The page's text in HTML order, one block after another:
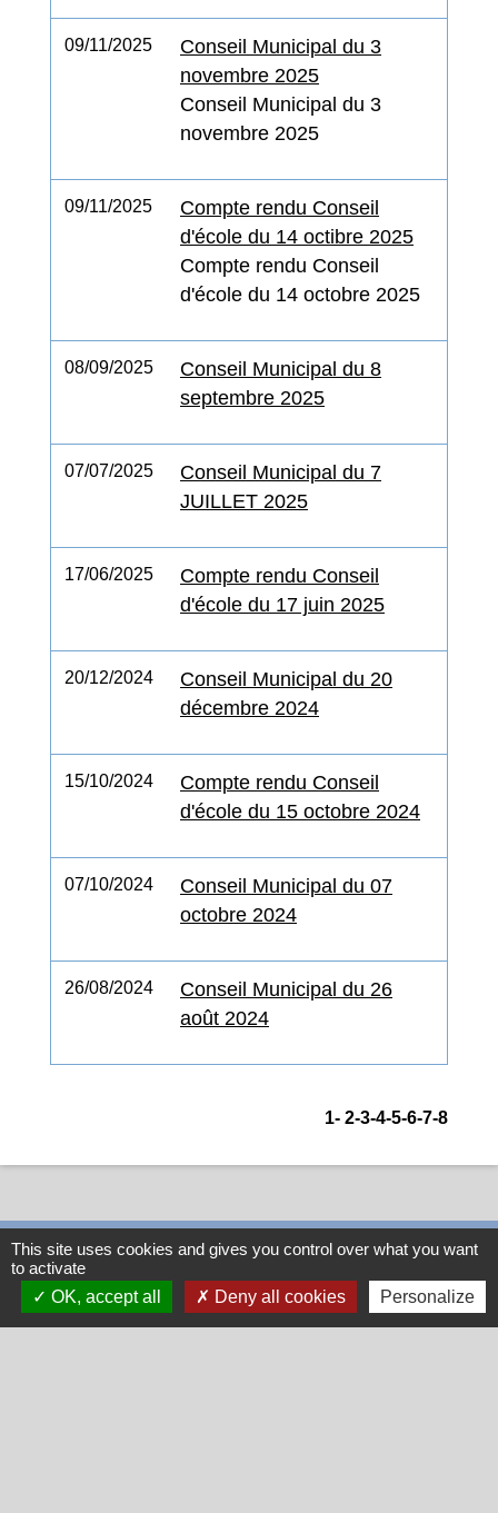
09/11/2025
Conseil Municipal du 3
novembre 2025
Conseil Municipal du 3
novembre 2025
09/11/2025
Compte rendu Conseil
d'école du 14 octibre 2025
Compte rendu Conseil
d'école du 14 octobre 2025
08/09/2025
Conseil Municipal du 8
septembre 2025
07/07/2025
Conseil Municipal du 7
JUILLET 2025
17/06/2025
Compte rendu Conseil
d'école du 17 juin 2025
20/12/2024
Conseil Municipal du 20
décembre 2024
15/10/2024
Compte rendu Conseil
d'école du 15 octobre 2024
07/10/2024
Conseil Municipal du 07
octobre 2024
26/08/2024
Conseil Municipal du 26
août 2024
1- 2-3-4-5-6-7-8
This site uses cookies and gives you control over what you want
to activate
OK, accept all
Deny all cookies Personalize